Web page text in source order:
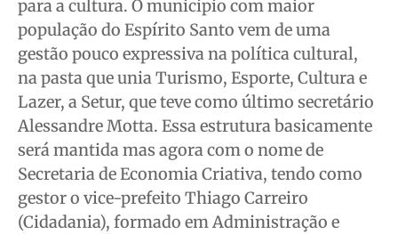
para a cultura. O município com maior
população do Espírito Santo vem de uma
gestão pouco expressiva na política cultural,
na pasta que unia Turismo, Esporte, Cultura e
Lazer, a Setur, que teve como último secretário
Alessandre Motta. Essa estrutura basicamente
será mantida mas agora com o nome de
Secretaria de Economia Criativa, tendo como
gestor o vice-prefeito Thiago Carreiro
(Cidadania), formado em Administração e